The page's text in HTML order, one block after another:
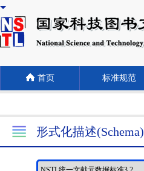
首页 标准规范
形式化描述(Schema)